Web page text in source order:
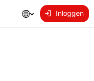
Inloggen